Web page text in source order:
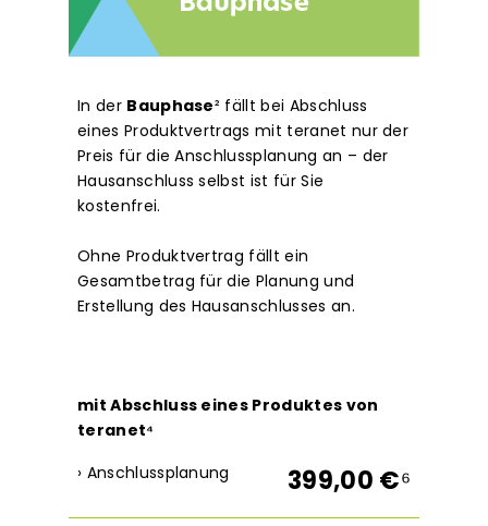
In der Bauphase² fällt bei Abschluss
eines Produktvertrags mit teranet nur der
Preis für die Anschlussplanung an – der
Hausanschluss selbst ist für Sie
kostenfrei.
Ohne Produktvertrag fällt ein
Gesamtbetrag für die Planung und
Erstellung des Hausanschlusses an.
mit Abschluss eines Produktes von
teranet⁴
› Anschlussplanung
399,00 €⁶